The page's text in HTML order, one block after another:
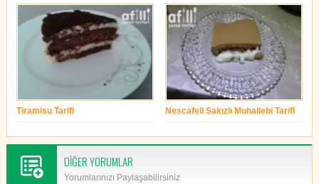
Tiramisu Tarifi
Nescafeli Sakızlı Muhallebi Tarifi
DİĞER YORUMLAR
Yorumlarınızı Paylaşabilirsiniz